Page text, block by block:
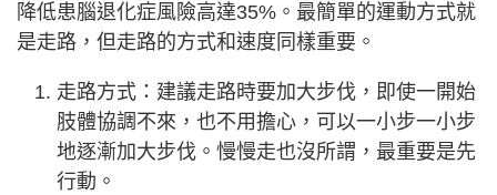
降低患腦退化症風險高達35%。最簡單的運動方式就
是走路，但走路的方式和速度同樣重要。
走路方式：建議走路時要加大步伐，即使一開始
肢體協調不來，也不用擔心，可以一小步一小步
地逐漸加大步伐。慢慢走也沒所謂，最重要是先
行動。